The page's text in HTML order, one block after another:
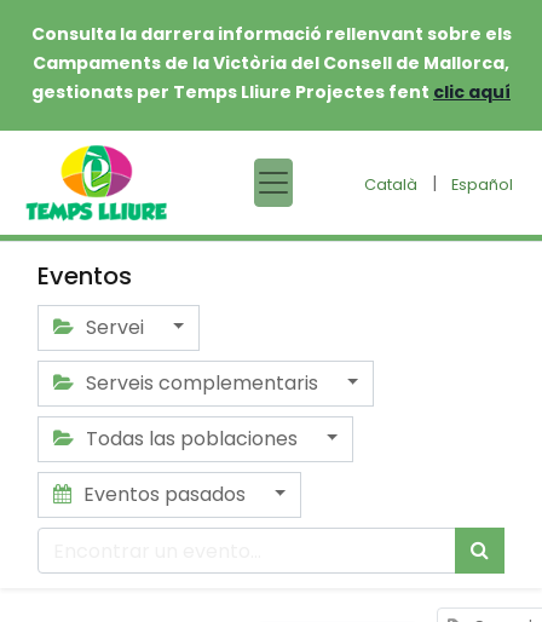
Consulta la darrera informació rellenvant sobre els
Campaments de la Victòria del Consell de Mallorca,
gestionats per Temps Lliure Projectes fent clic aquí
Català | Español
Eventos
Servei
Serveis complementaris
Todas las poblaciones
Eventos pasados